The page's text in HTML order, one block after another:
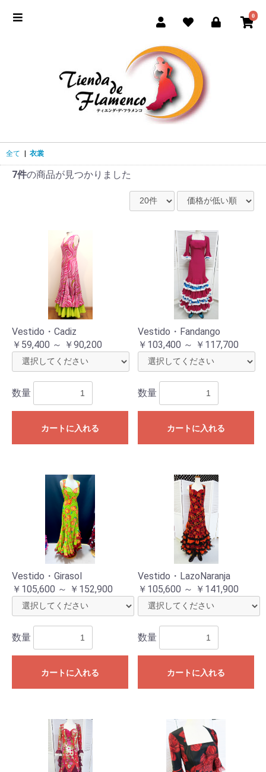
0
全て 衣裳
7件の商品が見つかりました
Vestido・Cadiz
￥59,400 ～ ￥90,200
数量
カートに入れる
Vestido・Fandango
￥103,400 ～ ￥117,700
数量
カートに入れる
Vestido・Girasol
￥105,600 ～ ￥152,900
数量
カートに入れる
Vestido・LazoNaranja
￥105,600 ～ ￥141,900
数量
カートに入れる